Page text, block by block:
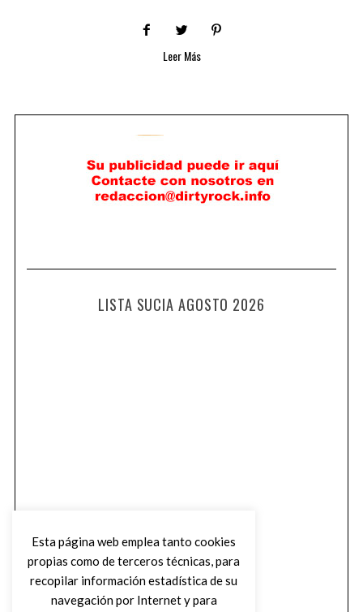
Leer Más
LISTA SUCIA AGOSTO 2026
Esta página web emplea tanto cookies
propias como de terceros técnicas, para
recopilar información estadística de su
navegación por Internet y para